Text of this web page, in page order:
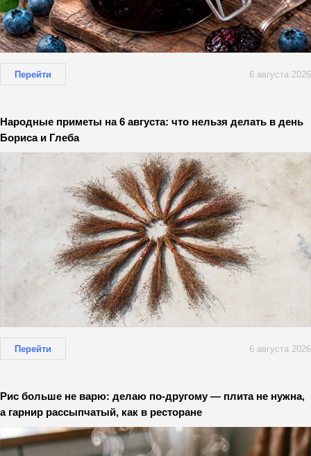
Перейти 6 августа 2026
Народные приметы на 6 августа: что нельзя делать в день
Бориса и Глеба
Перейти 6 августа 2026
Рис больше не варю: делаю по-другому — плита не нужна,
а гарнир рассыпчатый, как в ресторане